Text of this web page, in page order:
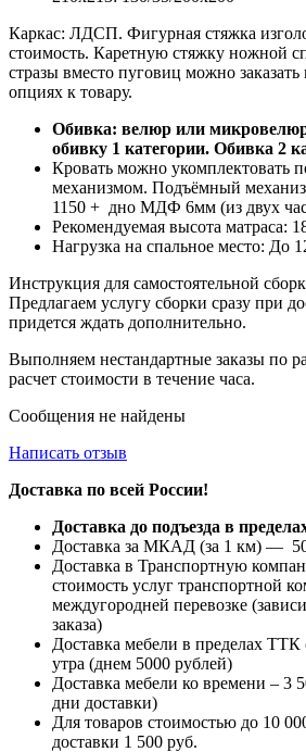
Каркас: ЛДСП. Фигурная стяжка
стоимость. Каретную стяжку ножной
стразы вместо пуговиц можно
опциях к товару.
Обивка: велюр или
обивку 1 категории. Обивка 2
Кровать можно укомплектовать
механизмом. Подъёмный
1150 + дно МДФ 6мм (из двух
Рекомендуемая высота матраса:
Нагрузка на спальное место: До
Инструкция для самостоятельной
Предлагаем услугу сборки сразу при
придется ждать дополнительно.
Выполняем нестандартные заказы по
расчет стоимости в течение часа.
Сообщения не найдены
Написать отзыв
Доставка по всей России!
Доставка до подъезда в
Доставка за МКАД (за 1 км) —
Доставка в Транспортную
стоимость услуг транспортной
междугородней перевозке
заказа)
Доставка мебели в пределах ТТК
утра (днем 5000 рублей)
Доставка мебели ко времени – 3
дни доставки)
Для товаров стоимостью до 10
доставки 1 500 руб.